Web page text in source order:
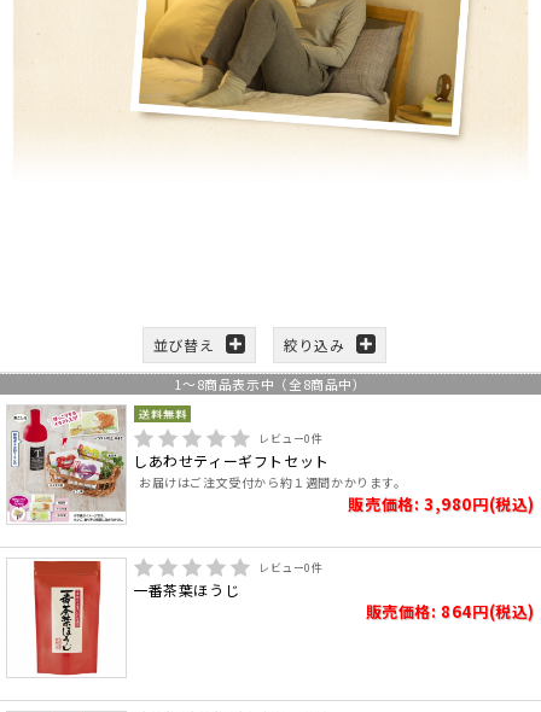
並び替え 絞り込み
1～8商品表示中（全8商品中）
レビュー0件
しあわせティーギフトセット
お届けはご注文受付から約１週間かかります。
販売価格: 3,980円(税込)
レビュー0件
一番茶葉ほうじ
販売価格: 864円(税込)